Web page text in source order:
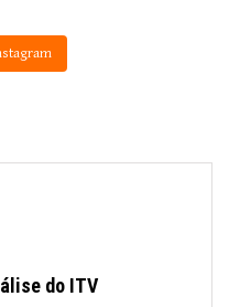
do ITV